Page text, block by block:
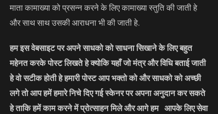
माता कामाख्या को प्रसन्न करने के लिए कामाख्या स्तुति की जाती हे
और साथ साथ उसकी आराधना भी की जाती हे.
हम इस वेबसाइट पर अपने साधको को साधना सिखाने के लिए बहुत
महेनत करके पोस्ट लिखते हे क्योकि यहाँ जो मंत्र और विधि बताई जाती
हे वो सटीक होती हे हमारी पोस्ट आप भक्तो को और साधको को अच्छी
लगे तो आप हमें हमारे निचे दिए गई स्केनर पर अपना अनुदान कर सकते
हे ताकि हमें काम करने में प्रोत्साहन मिले और आगे हम आपके लिए सेवा